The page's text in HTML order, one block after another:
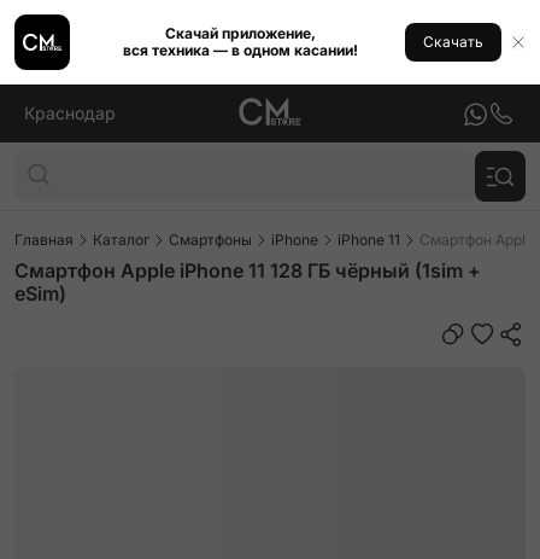
Скачай приложение,
вся техника — в одном касании!
Скачать
Краснодар
Главная Каталог Смартфоны iPhone iPhone 11 Смартфон Apple
Смартфон Apple iPhone 11 128 ГБ чёрный (1sim +
eSim)